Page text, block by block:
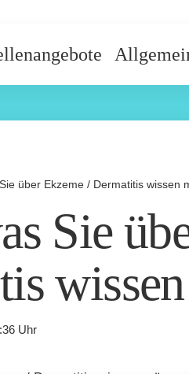
über Ekzeme / Dermatitis wissen
Sie
Uhr